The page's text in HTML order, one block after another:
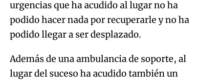
urgencias que ha acudido al lugar no ha
podido hacer nada por recuperarle y no ha
podido llegar a ser desplazado.
Además de una ambulancia de soporte, al
lugar del suceso ha acudido también un